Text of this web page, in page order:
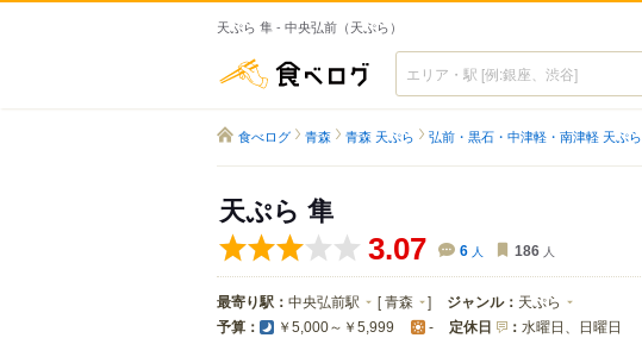
天ぷら 隼 - 中央弘前（天ぷら）
食べログ
食べログ 青森 青森 天ぷら 弘前・黒石・中津軽・南津軽 天ぷら
天ぷら 隼
3.07 6 人 186 人
最寄り駅： 中央弘前駅 [青森 ] ジャンル： 天ぷら
予算： ￥5,000～￥5,999 - 定休日 ： 水曜日、日曜日